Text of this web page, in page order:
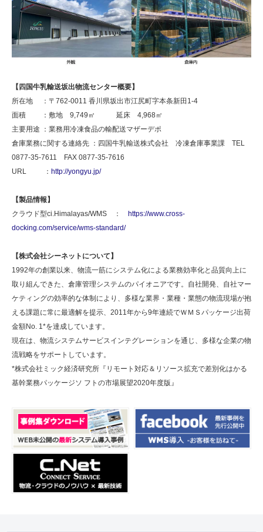
【四国牛乳輸送坂出物流センター概要】
所在地 ：〒762-0011 香川県坂出市江尻町字本条新田1-4
面積 ：敷地 9,749㎡ 延床 4,968㎡
主要用途 ：業務用冷凍食品の輸配送マザーデポ
倉庫業務に関する連絡先 ：四国牛乳輸送株式会社 冷凍倉庫事業課 TEL
0877-35-7611 FAX 0877-35-7616
URL ： http://yongyu.jp/
【製品情報】
クラウド型ci.Himalayas/WMS ：
https://www.cross-
docking.com/service/wms-standard/
【株式会社シーネットについて】
1992年の創業以来、物流一筋にシステム化による業務効率化と品質向上に
取り組んできた、倉庫管理システムのパイオニアです。自社開発、自社マー
ケティングの効率的な体制により、多様な業界・業種・業態の物流現場が抱
える課題に常に最適解を提示、2011年から9年連続でＷＭＳパッケージ出荷
金額No. 1*を達成しています。
現在は、物流システムサービスインテグレーションを通じ、多様な企業の物
流戦略をサポートしています。
*株式会社ミック経済研究所『リモート対応＆リソース拡充で差別化はかる
基幹業務パッケージソ フトの市場展望2020年度版』